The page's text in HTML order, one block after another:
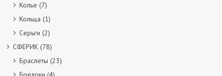
Колье (7)
Кольца (1)
Серьги (2)
СФЕРИК (78)
Браслеты (23)